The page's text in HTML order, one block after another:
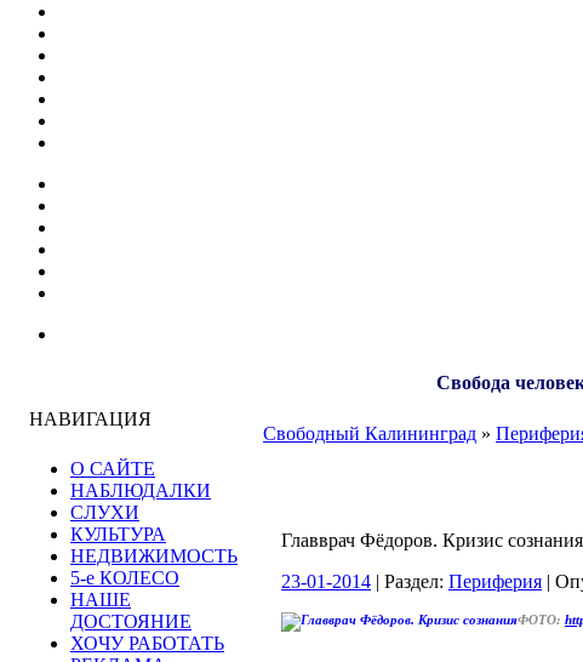
Свобода
НАВИГАЦИЯ
О САЙТЕ
НАБЛЮДАЛКИ
СЛУХИ
КУЛЬТУРА
НЕДВИЖИМОСТЬ
5-е КОЛЕСО
НАШЕ
ДОСТОЯНИЕ
ХОЧУ РАБОТАТЬ
Свободный Калининград »
Главврач Фёдоров. Кризис сознания
23-01-2014 | Раздел: Периферия |
ФОТО: